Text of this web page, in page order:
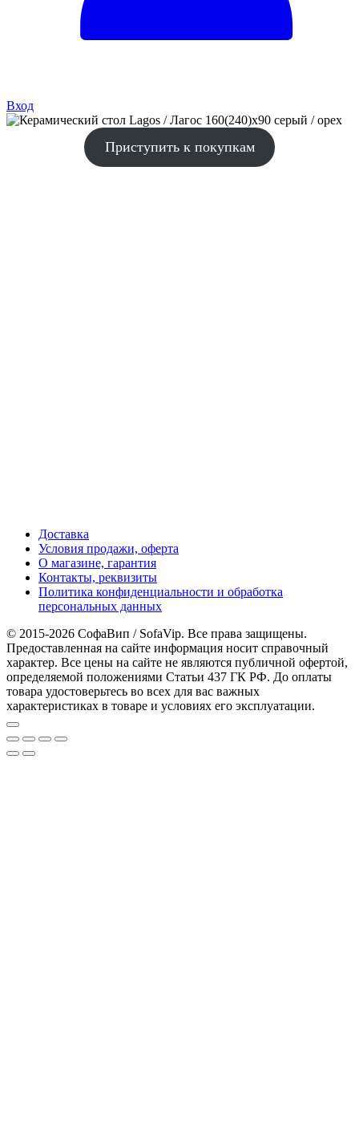
Вход
Приступить к покупкам
Доставка
Условия продажи, оферта
О магазине, гарантия
Контакты, реквизиты
Политика конфиденциальности и обработка
персональных данных
© 2015-2026 СофаВип / SofaVip. Все права защищены.
Предоставленная на сайте информация носит справочный
характер. Все цены на сайте не являются публичной офертой,
определяемой положениями Статьи 437 ГК РФ. До оплаты
товара удостоверьтесь во всех для вас важных
характеристиках в товаре и условиях его эксплуатации.